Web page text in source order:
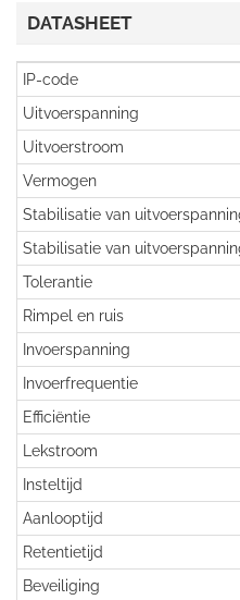
DATASHEET
IP-code
Uitvoerspanning
Uitvoerstroom
Vermogen
Stabilisatie van
Stabilisatie van
Tolerantie
Rimpel en ruis
Invoerspanning
Invoerfrequentie
Efficiëntie
Lekstroom
Insteltijd
Aanlooptijd
Retentietijd
Beveiliging